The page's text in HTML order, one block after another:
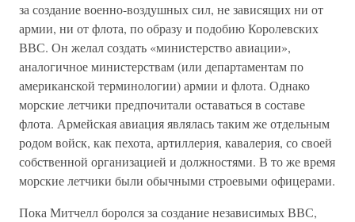
за создание военно-воздушных сил, не зависящих ни от
армии, ни от флота, по образу и подобию Королевских
ВВС. Он желал создать «министерство авиации»,
аналогичное министерствам (или департаментам по
американской терминологии) армии и флота. Однако
морские летчики предпочитали оставаться в составе
флота. Армейская авиация являлась таким же отдельным
родом войск, как пехота, артиллерия, кавалерия, со своей
собственной организацией и должностями. В то же время
морские летчики были обычными строевыми офицерами.
Пока Митчелл боролся за создание независимых ВВС,